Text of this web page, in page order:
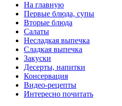
На главную
Первые блюда, супы
Вторые блюда
Салаты
Несладкая выпечка
Сладкая выпечка
Закуски
Десерты, напитки
Консервация
Видео-рецепты
Интересно почитать